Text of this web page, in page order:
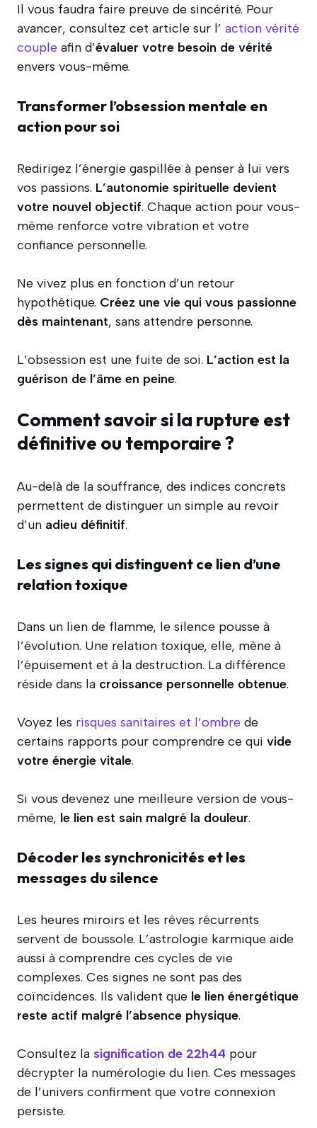
Il vous faudra faire preuve de sincérité. Pour
avancer, consultez cet article sur l’ action vérité
couple afin d’évaluer votre besoin de vérité
envers vous-même.
Transformer l’obsession mentale en
action pour soi
Redirigez l’énergie gaspillée à penser à lui vers
vos passions. L’autonomie spirituelle devient
votre nouvel objectif. Chaque action pour vous-
même renforce votre vibration et votre
confiance personnelle.
Ne vivez plus en fonction d’un retour
hypothétique. Créez une vie qui vous passionne
dès maintenant, sans attendre personne.
L’obsession est une fuite de soi. L’action est la
guérison de l’âme en peine.
Comment savoir si la rupture est
définitive ou temporaire ?
Au-delà de la souffrance, des indices concrets
permettent de distinguer un simple au revoir
d’un adieu définitif.
Les signes qui distinguent ce lien d’une
relation toxique
Dans un lien de flamme, le silence pousse à
l’évolution. Une relation toxique, elle, mène à
l’épuisement et à la destruction. La différence
réside dans la croissance personnelle obtenue.
Voyez les risques sanitaires et l’ombre de
certains rapports pour comprendre ce qui vide
votre énergie vitale.
Si vous devenez une meilleure version de vous-
même, le lien est sain malgré la douleur.
Décoder les synchronicités et les
messages du silence
Les heures miroirs et les rêves récurrents
servent de boussole. L’astrologie karmique aide
aussi à comprendre ces cycles de vie
complexes. Ces signes ne sont pas des
coïncidences. Ils valident que le lien énergétique
reste actif malgré l’absence physique.
Consultez la signification de 22h44 pour
décrypter la numérologie du lien. Ces messages
de l’univers confirment que votre connexion
persiste.